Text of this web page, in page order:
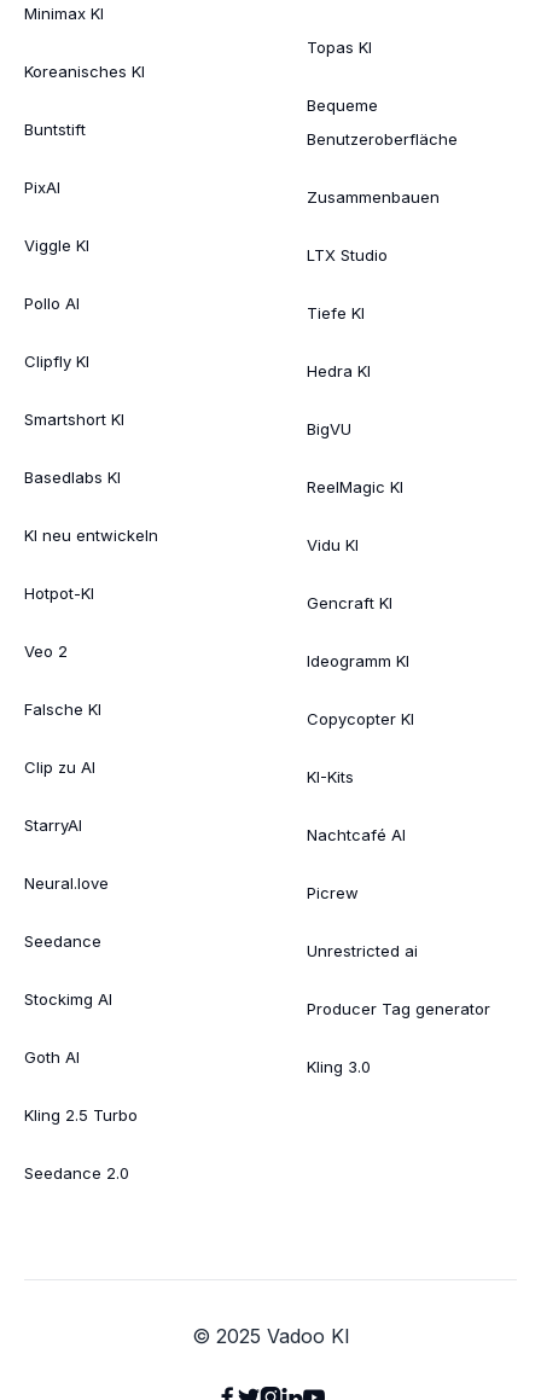
Minimax KI
Koreanisches KI
Buntstift
PixAI
Viggle KI
Pollo AI
Clipfly KI
Smartshort KI
Basedlabs KI
KI neu entwickeln
Hotpot-KI
Veo 2
Falsche KI
Clip zu AI
StarryAI
Neural.love
Seedance
Stockimg AI
Goth AI
Kling 2.5 Turbo
Seedance 2.0
Topas KI
Bequeme
Benutzeroberfläche
Zusammenbauen
LTX Studio
Tiefe KI
Hedra KI
BigVU
ReelMagic KI
Vidu KI
Gencraft KI
Ideogramm KI
Copycopter KI
KI-Kits
Nachtcafé AI
Picrew
Unrestricted ai
Producer Tag generator
Kling 3.0
© 2025 Vadoo KI